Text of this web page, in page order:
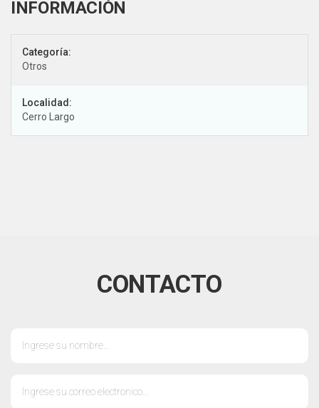
Categoría:
Otros
Localidad:
Cerro Largo
CONTACTO